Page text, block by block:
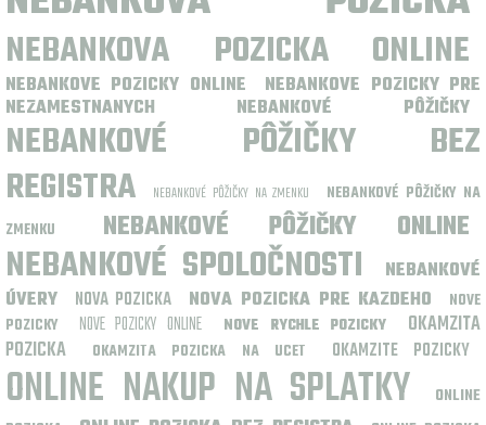
NEBANKOVA POZICKA ONLINE
NEBANKOVE POZICKY ONLINE
NEBANKOVE POZICKY PRE
NEZAMESTNANYCH
NEBANKOVÉ PÔŽIČKY
NEBANKOVÉ PÔŽIČKY BEZ
REGISTRA
NEBANKOVÉ PÔŽIČKY NA ZMENKU
NEBANKOVÉ PÔŽIČKY NA
ZMENKU
NEBANKOVÉ PÔŽIČKY ONLINE
NEBANKOVÉ SPOLOČNOSTI
NEBANKOVÉ
ÚVERY
NOVA POZICKA NOVA POZICKA PRE KAZDEHO
NOVE
POZICKY
NOVE POZICKY ONLINE NOVE RYCHLE POZICKY
OKAMZITA
POZICKA
OKAMZITA POZICKA NA UCET OKAMZITE POZICKY
ONLINE NAKUP NA SPLATKY
ONLINE